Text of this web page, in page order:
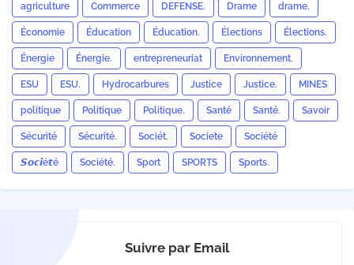
agriculture Commerce DEFENSE. Drame drame.
Économie Éducation Éducation. Élections Élections.
Énergie Énergie. entrepreneuriat Environnement.
ESU ESU. Hydrocarbures Justice Justice. MINES
politique Politique Politique. Santé Santé. Savoir
Sécurité Sécurité. Sociét. Societe Société
𝙎𝙤𝙘𝙞é𝙩é Société. Sport SPORTS Sports.
Suivre par Email